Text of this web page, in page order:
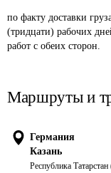
по факту доставки
(тридцати) рабочих
работ с обеих сторон.
Маршруты и
Германия
Казань
Республика Татарстан